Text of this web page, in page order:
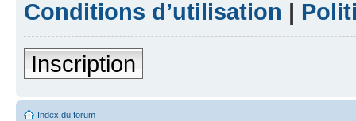
Conditions d’utilisation |
Inscription
Index du forum